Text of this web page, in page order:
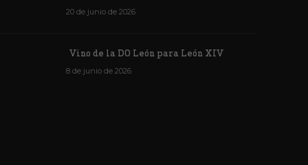
20 de junio de 2026
Vino de la DO León para León XIV
8 de junio de 2026